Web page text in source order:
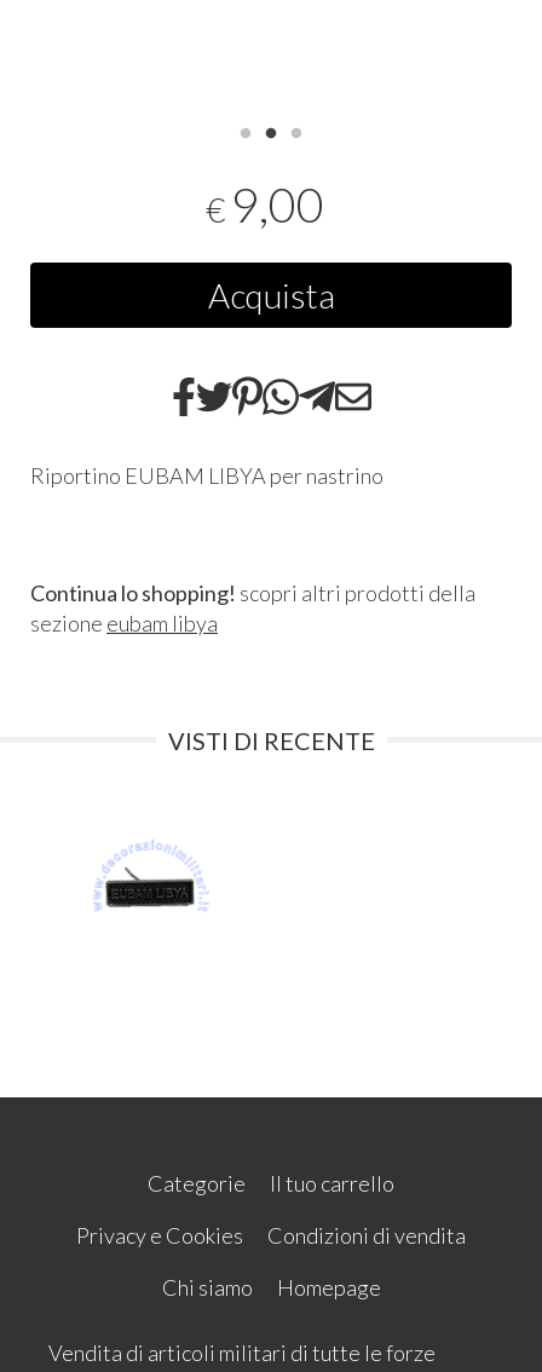
€ 9,00
Acquista
Riportino EUBAM LIBYA per nastrino
Continua lo shopping! scopri altri prodotti della
sezione eubam libya
VISTI DI RECENTE
Categorie
Il tuo carrello
Privacy e Cookies
Condizioni di vendita
Chi siamo
Homepage
Vendita di articoli militari di tutte le forze